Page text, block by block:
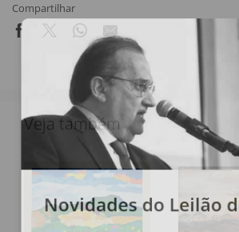
Compartilhar
Veja também
Novidades do Leilão